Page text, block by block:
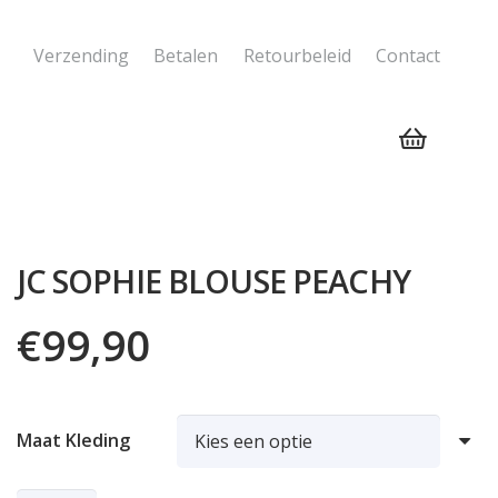
Verzending Betalen Retourbeleid Contact
JC SOPHIE BLOUSE PEACHY
€99,90
Maat Kleding